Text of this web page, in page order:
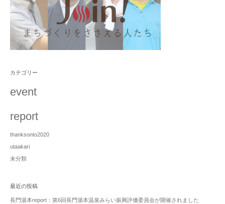
カテゴリー
event
report
thanksonto2020
utaakari
未分類
最近の投稿
長門湯本report：第6回長門湯本温泉みらい振興評価委員会が開催されました